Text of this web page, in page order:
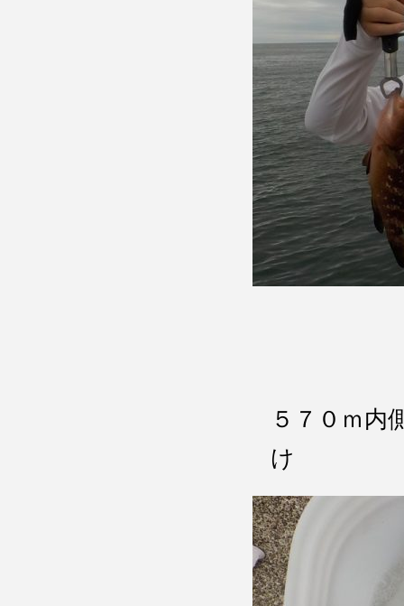
５７０ｍ
け